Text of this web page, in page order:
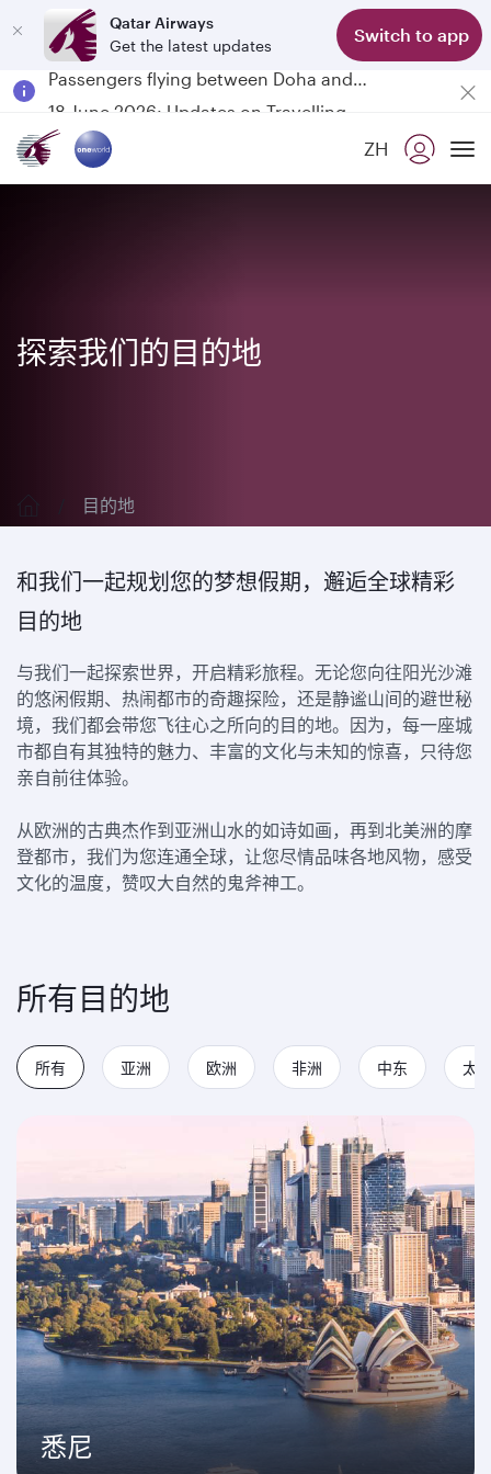
Qatar Airways
Get the latest updates
Switch to app
Passengers flying between Doha and Auckland on QR914 and QR915
18 June 2026: Updates on Travelling with Power Banks
ZH
探索我们的目的地
目的地
和我们一起规划您的梦想假期，邂逅全球精彩
目的地
与我们一起探索世界，开启精彩旅程。无论您向往阳光沙滩
的悠闲假期、热闹都市的奇趣探险，还是静谧山间的避世秘
境，我们都会带您飞往心之所向的目的地。因为，每一座城
市都自有其独特的魅力、丰富的文化与未知的惊喜，只待您
亲自前往体验。
从欧洲的古典杰作到亚洲山水的如诗如画，再到北美洲的摩
登都市，我们为您连通全球，让您尽情品味各地风物，感受
文化的温度，赞叹大自然的鬼斧神工。
所有目的地
所有 亚洲 欧洲 非洲 中东 太
悉尼